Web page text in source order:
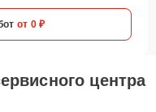
от 0 ₽
центра